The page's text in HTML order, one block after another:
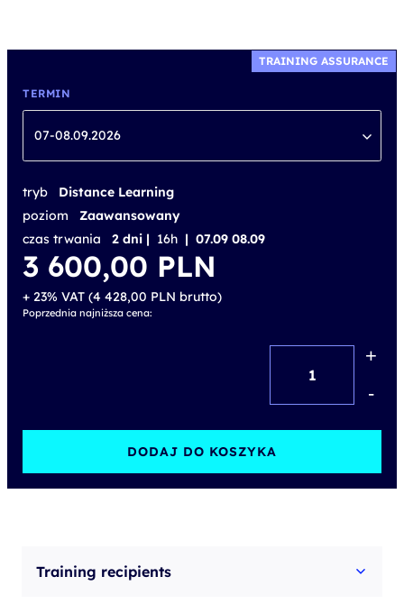
TRAINING ASSURANCE
TERMIN
07-08.09.2026
tryb
Distance Learning
poziom
Zaawansowany
czas trwania
2 dni | 16h | 07.09 08.09
3 600,00 PLN
+ 23% VAT (4 428,00 PLN brutto)
Poprzednia najniższa cena:
(DSOP)-
accredited
+
-
DODAJ DO KOSZYKA
Training recipients